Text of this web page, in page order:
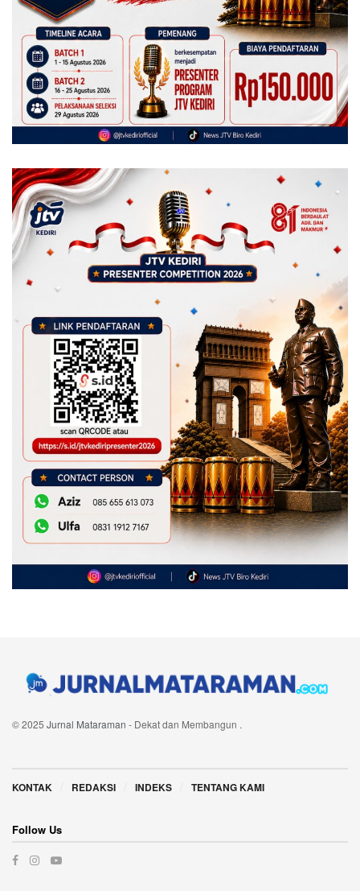
© 2025 Jurnal Mataraman - Dekat dan Membangun .
KONTAK REDAKSI INDEKS TENTANG KAMI
Follow Us